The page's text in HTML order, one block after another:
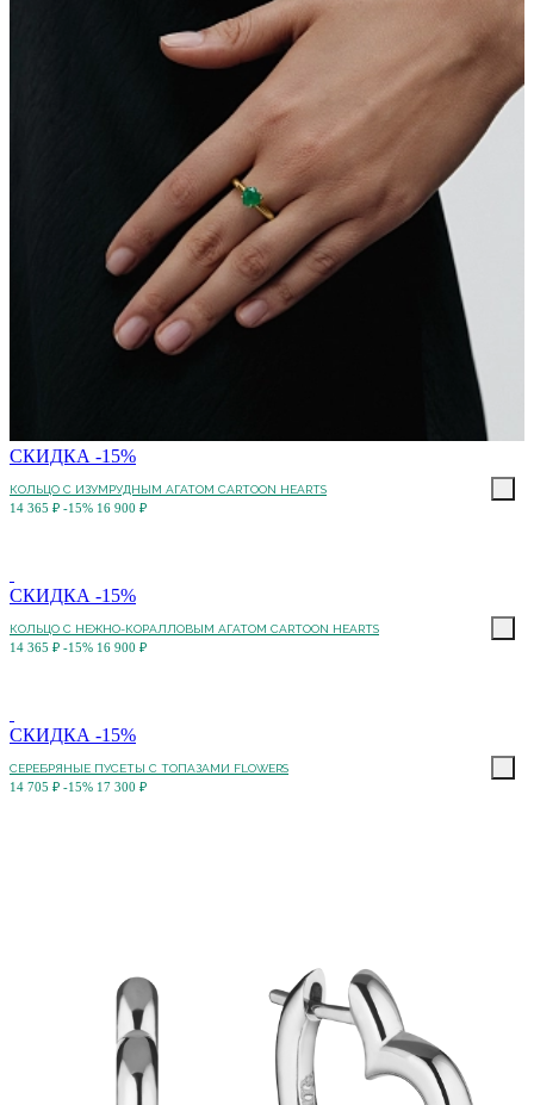
СКИДКА -15%
КОЛЬЦО C ИЗУМРУДНЫМ АГАТОМ CARTOON HEARTS
14 365 ₽ -15% 16 900 ₽
СКИДКА -15%
КОЛЬЦО C НЕЖНО-КОРАЛЛОВЫМ АГАТОМ CARTOON HEARTS
14 365 ₽ -15% 16 900 ₽
СКИДКА -15%
СЕРЕБРЯНЫЕ ПУСЕТЫ С ТОПАЗАМИ FLOWERS
14 705 ₽ -15% 17 300 ₽